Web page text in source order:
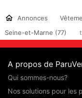
Annonces
Seine-et-Marne (77)
A propos de
Qui sommes-nous?
Nos solutions pour les